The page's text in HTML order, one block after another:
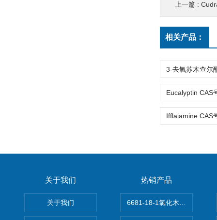
上一篇 :
相关产品：
关于我们
关于我们
热销产品
6681-18-1氯化木兰花碱